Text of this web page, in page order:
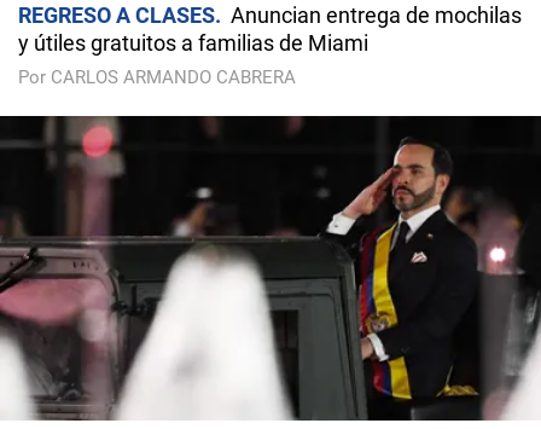
REGRESO A CLASES
Anuncian entrega de mochilas
y útiles gratuitos a familias de Miami
Por CARLOS ARMANDO CABRERA